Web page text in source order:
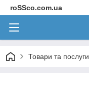
roSSco.com.ua
Товари та послуги